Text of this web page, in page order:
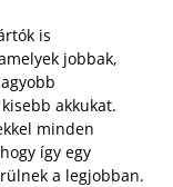
is
jobbak,
akkukat.
minden
így egy
a legjobban.